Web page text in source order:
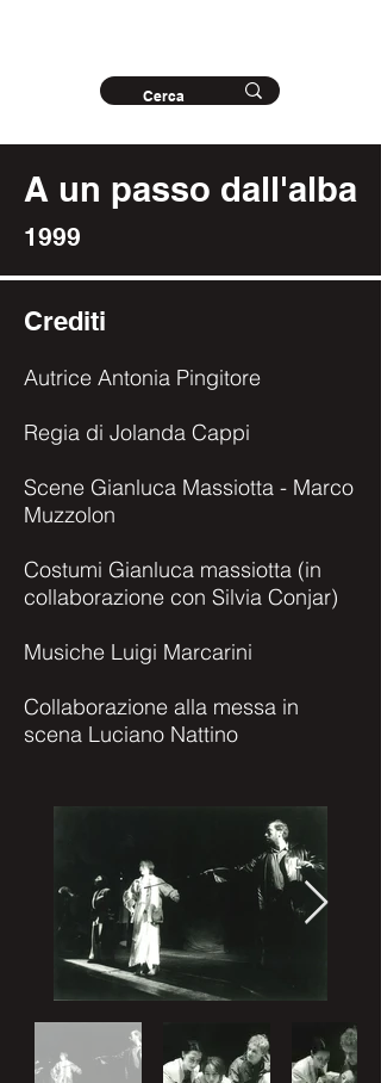
A un passo dall'alba
1999
Crediti
Autrice Antonia Pingitore
Regia di Jolanda Cappi
Scene Gianluca Massiotta - Marco
Muzzolon
Costumi Gianluca massiotta (in
collaborazione con Silvia Conjar)
Musiche Luigi Marcarini
Collaborazione alla messa in
scena Luciano Nattino